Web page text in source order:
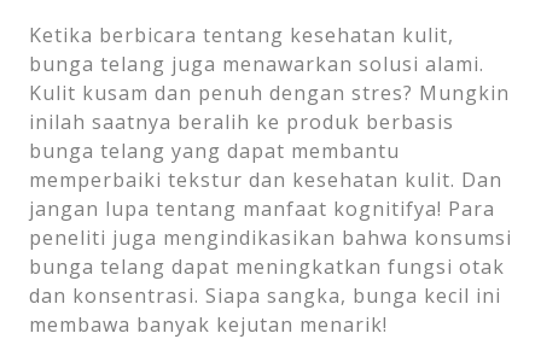
Ketika berbicara tentang kesehatan kulit,
bunga telang juga menawarkan solusi alami.
Kulit kusam dan penuh dengan stres? Mungkin
inilah saatnya beralih ke produk berbasis
bunga telang yang dapat membantu
memperbaiki tekstur dan kesehatan kulit. Dan
jangan lupa tentang manfaat kognitifya! Para
peneliti juga mengindikasikan bahwa konsumsi
bunga telang dapat meningkatkan fungsi otak
dan konsentrasi. Siapa sangka, bunga kecil ini
membawa banyak kejutan menarik!